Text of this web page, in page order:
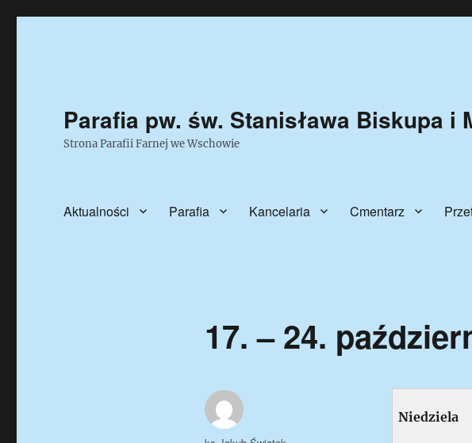
Parafia pw. św. Stanisława Biskupa i
Strona Parafii Farnej we Wschowie
Aktualności Parafia Kancelaria Cmentarz
17. – 24.
Niedziela